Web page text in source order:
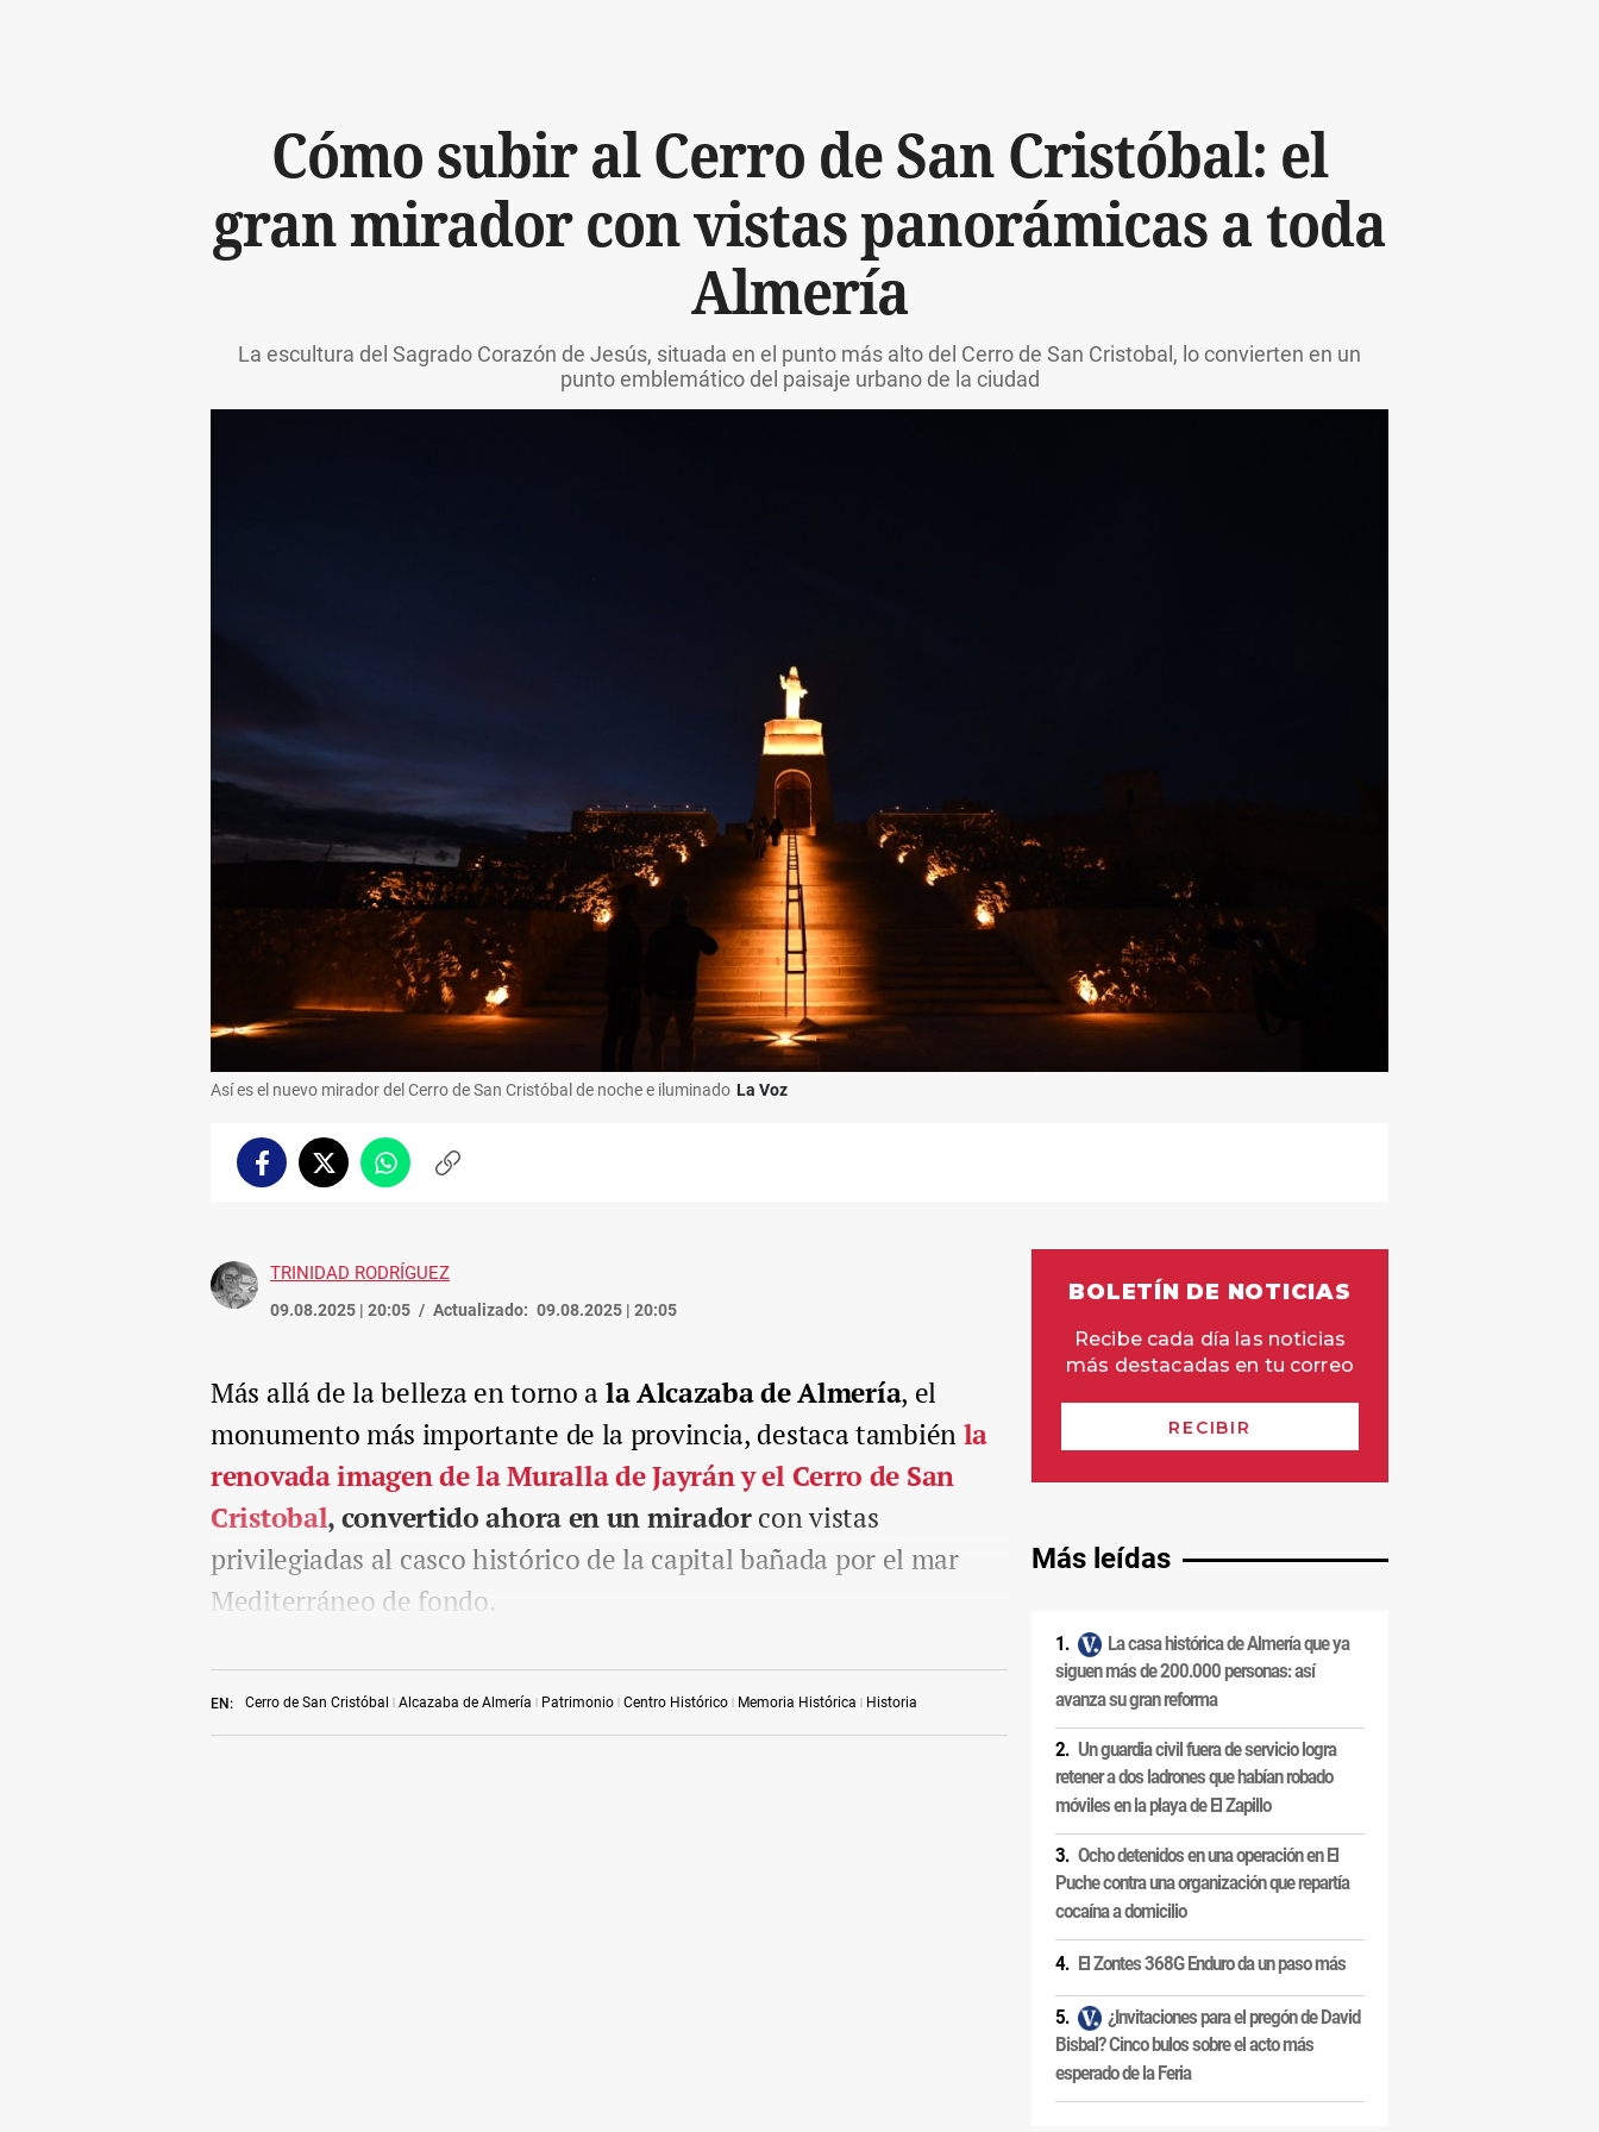
Cómo subir al Cerro de San Cristóbal: el
gran mirador con vistas panorámicas a toda
Almería
La escultura del Sagrado Corazón de Jesús, situada en el punto más alto del Cerro de San Cristobal, lo convierten en un
punto emblemático del paisaje urbano de la ciudad
Así es el nuevo mirador del Cerro de San Cristóbal de noche e iluminado La Voz
FacebookTwitterWhatsappCopiar
TRINIDAD RODRÍGUEZ
09.08.2025 | 20:05 Actualizado: 09.08.2025 | 20:05
EN: Cerro de San Cristóbal Alcazaba de Almería Patrimonio Centro Histórico Memoria Histórica Historia
Más allá de la belleza en torno a la Alcazaba de Almería, el
monumento más importante de la provincia, destaca tambiénla
renovada imagen de la Muralla de Jayrán y el Cerro de San
Cristobal, convertido ahora en un miradorcon vistas
privilegiadas al casco histórico de la capital bañada por el mar
Mediterráneo de fondo.
Más leídas
La casa histórica de Almería que ya
siguen más de 200.000 personas: así
avanza su gran reforma
Un guardia civil fuera de servicio logra
retener a dos ladrones que habían robado
móviles en la playa de El Zapillo
Ocho detenidos en una operación en El
Puche contra una organización que repartía
cocaína a domicilio
El Zontes 368G Enduro da un paso más
¿Invitaciones para el pregón de David
Bisbal? Cinco bulos sobre el acto más
esperado de la Feria